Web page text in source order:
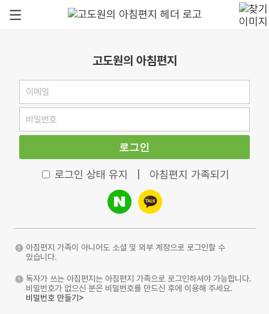
고도원의 아침편지
로그인
로그인 상태 유지 아침편지 가족되기
아침편지 가족이 아니어도 소셜 및 외부 계정으로 로그인할 수
있습니다.
독자가 쓰는 아침편지는 아침편지 가족으로 로그인하셔야 가능합니다.
비밀번호가 없으신 분은 비밀번호를 만드신 후에 이용해 주세요.
비밀번호 만들기>